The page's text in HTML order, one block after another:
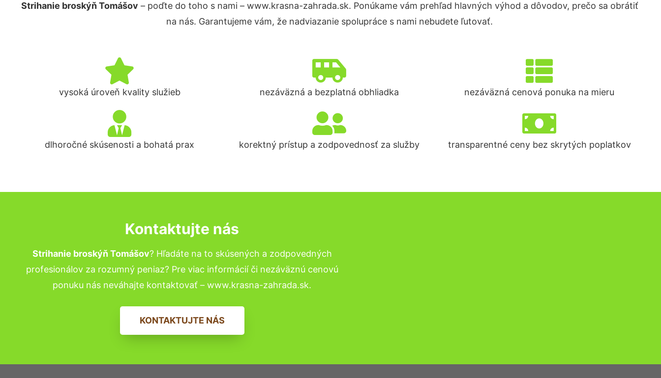
Strihanie broskýň Tomášov – poďte do toho s nami – www.krasna-zahrada.sk. Ponúkame vám prehľad hlavných výhod a dôvodov, prečo sa obrátiť
na nás. Garantujeme vám, že nadviazanie spolupráce s nami nebudete ľutovať.
vysoká úroveň kvality služieb nezáväzná a bezplatná obhliadka nezáväzná cenová ponuka na mieru
dlhoročné skúsenosti a bohatá prax korektný prístup a zodpovednosť za služby transparentné ceny bez skrytých poplatkov
Kontaktujte nás
Strihanie broskýň Tomášov? Hľadáte na to skúsených a zodpovedných
profesionálov za rozumný peniaz? Pre viac informácií či nezáväznú cenovú
ponuku nás neváhajte kontaktovať – www.krasna-zahrada.sk.
KONTAKTUJTE NÁS